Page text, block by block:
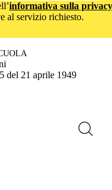
informativa sulla privacy
al servizio richiesto.
del 21 aprile 1949